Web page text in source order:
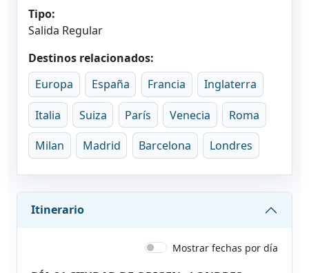
Tipo:
Salida Regular
Destinos relacionados:
Europa
España Francia Inglaterra
Italia Suiza París Venecia Roma
Milan Madrid Barcelona Londres
Itinerario
Mostrar fechas por día